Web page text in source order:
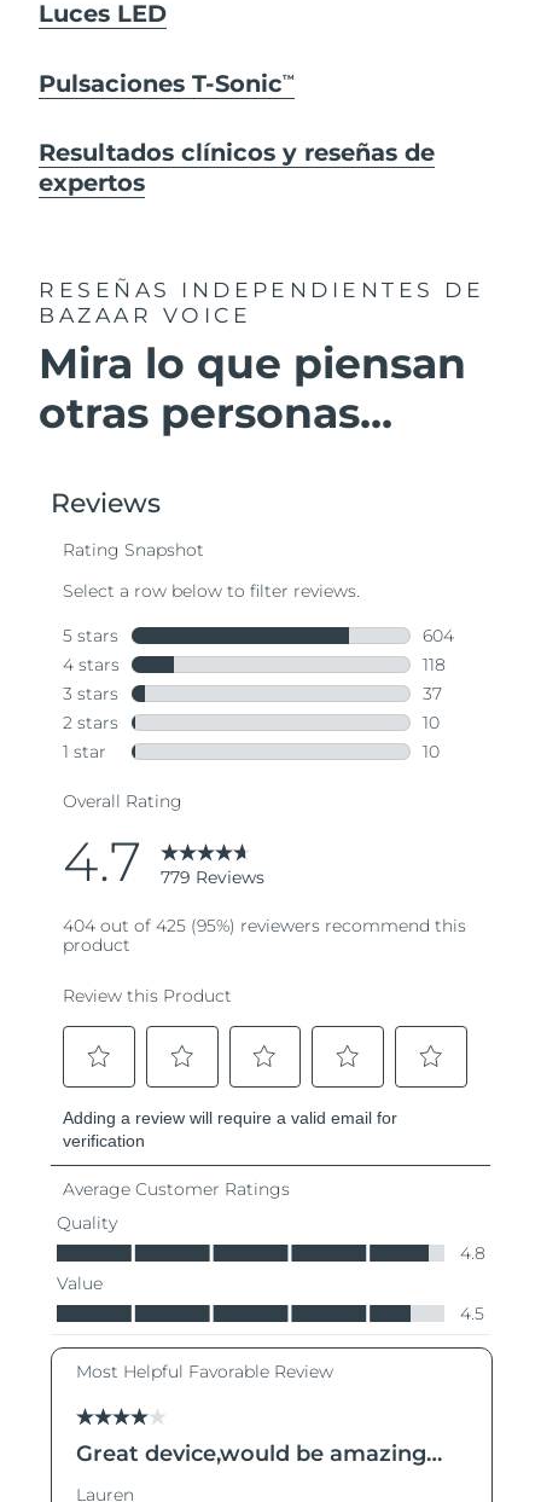
Luces LED
Pulsaciones T-SonicTM
Resultados clínicos y reseñas de
expertos
RESEÑAS INDEPENDIENTES
DE
BAZAAR VOICE
Mira lo que piensan
otras personas...